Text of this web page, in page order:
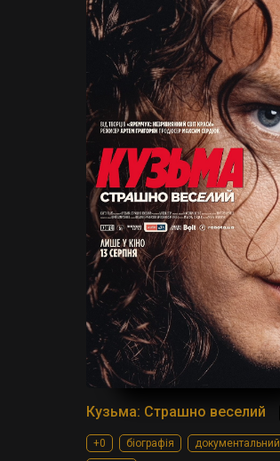
Кузьма: Страшно веселий
+0 біографія
документальний